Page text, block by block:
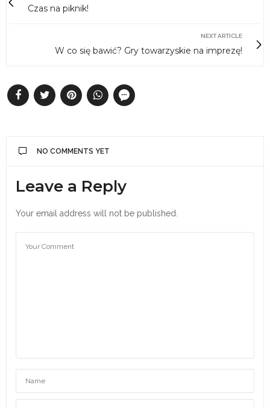
Czas na piknik!
NEXT ARTICLE
W co się bawić? Gry towarzyskie na imprezę!
NO COMMENTS YET
Leave a Reply
Your email address will not be published.